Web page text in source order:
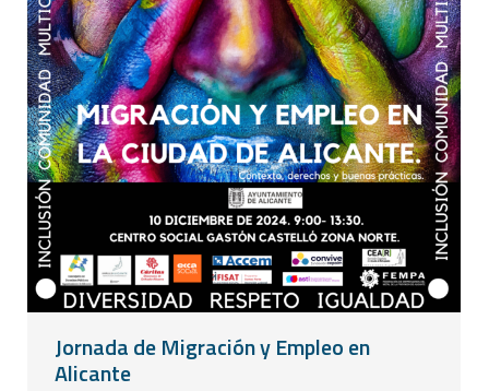
Jornada de Migración y Empleo en
Alicante